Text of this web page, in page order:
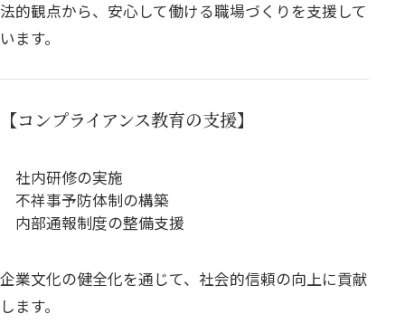
法的観点から、安心して働ける職場づくりを支援して
います。
【コンプライアンス教育の支援】
社内研修の実施
不祥事予防体制の構築
内部通報制度の整備支援
企業文化の健全化を通じて、社会的信頼の向上に貢献
します。